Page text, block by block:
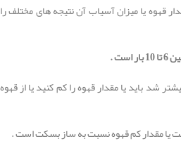
قهوه یا میزان آسیاب آن نتیجه های مختلف را
.
با عصاره گیری غقربه از 10 بیشتر شد باید یا مقدار قهوه را کم کنید یا از قهوه